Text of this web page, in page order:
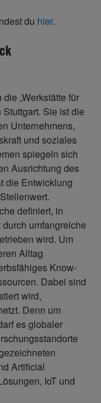
du hier.
„Werkstätte für
Sie ist die
Unternehmens,
und soziales
spiegeln sich
Ausrichtung des
die Entwicklung
definiert, in
umfangreiche
wird. Um
Alltag
Know-
Dabei sind
wird,
Denn um
es globaler
Artificial
IoT und